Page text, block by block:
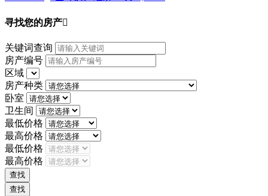
寻找您的房产
关键词查询
房产编号
区域
房产种类
卧室
卫生间
最低价格
最高价格
最低价格
最高价格